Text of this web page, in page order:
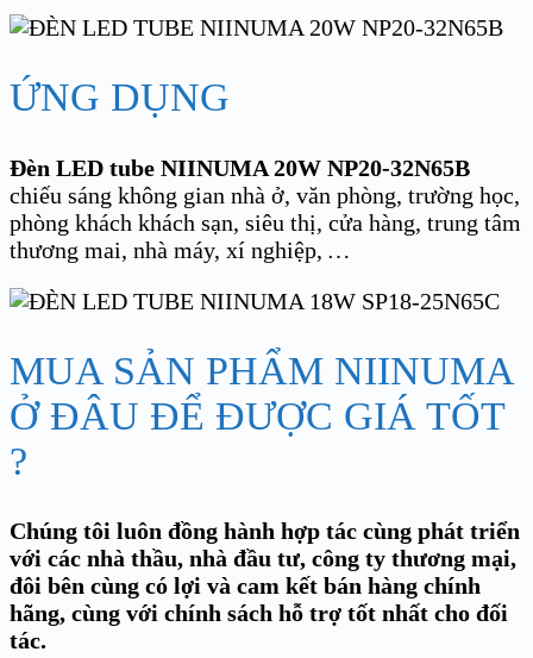
ỨNG DỤNG
Đèn LED tube NIINUMA 20W NP20-32N65B
chiếu sáng không gian nhà ở, văn phòng, trường học,
phòng khách khách sạn, siêu thị, cửa hàng, trung tâm
thương mai, nhà máy, xí nghiệp, …
MUA SẢN PHẨM NIINUMA
Ở ĐÂU ĐỂ ĐƯỢC GIÁ TỐT
?
Chúng tôi luôn đồng hành hợp tác cùng phát triển
với các nhà thầu, nhà đầu tư, công ty thương mại,
đôi bên cùng có lợi và cam kết bán hàng chính
hãng, cùng với chính sách hỗ trợ tốt nhất cho đối
tác.